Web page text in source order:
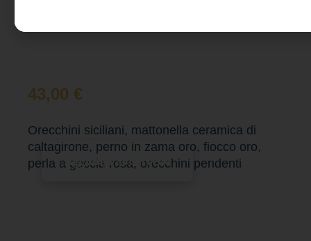
43,00 €
Orecchini siciliani, mattonella ceramica di
caltagirone, perno in zama oro, fiocco oro,
perla a goccia rosa, orecchini pendenti
Aggiungi al carrello